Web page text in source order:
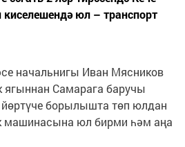
юл – транспорт
начальнигы Иван Мясников
ягыннан Самарага баручы
йөртүче борылышта төп юлдан
машинасына юл бирми һәм аңа